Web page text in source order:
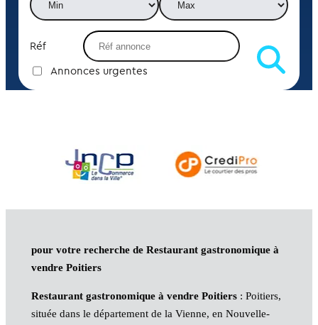
Réf
Annonces urgentes
pour votre recherche de Restaurant gastronomique à
vendre Poitiers
Restaurant gastronomique à vendre Poitiers: Poitiers,
située dans le département de la Vienne, en Nouvelle-